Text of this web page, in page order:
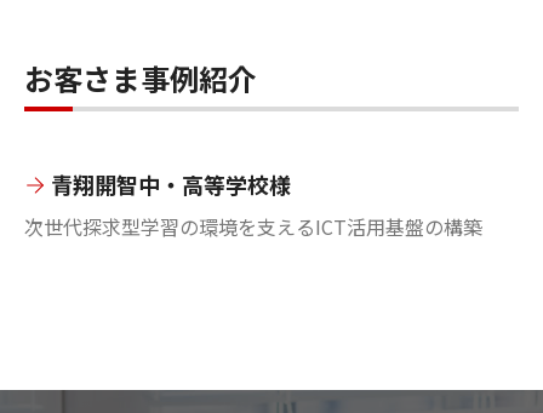
お客さま事例紹介
青翔開智中・高等学校様
次世代探求型学習の環境を支えるICT活用基盤の構築